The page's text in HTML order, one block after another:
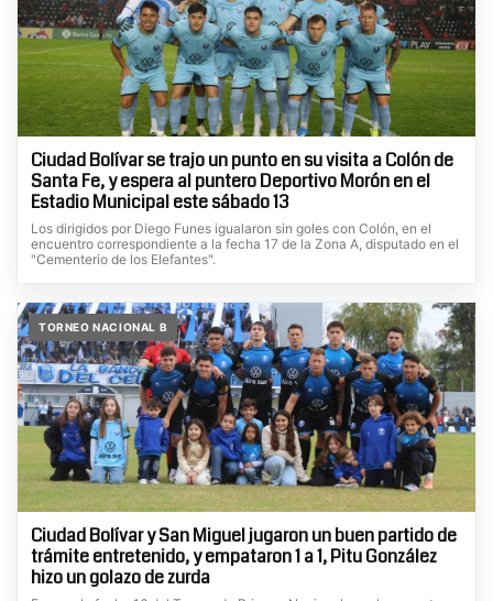
Ciudad Bolívar se trajo un punto en su visita a Colón de
Santa Fe, y espera al puntero Deportivo Morón en el
Estadio Municipal este sábado 13
Los dirigidos por Diego Funes igualaron sin goles con Colón, en el
encuentro correspondiente a la fecha 17 de la Zona A, disputado en el
"Cementerio de los Elefantes".
TORNEO NACIONAL B
Ciudad Bolívar y San Miguel jugaron un buen partido de
trámite entretenido, y empataron 1 a 1, Pitu González
hizo un golazo de zurda